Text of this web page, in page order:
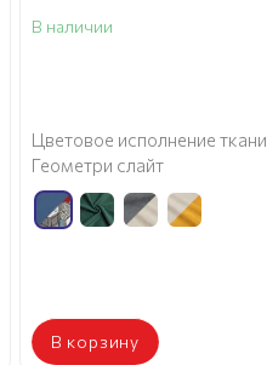
В наличии
Цветовое исполнение ткани
Геометри слайт
В корзину